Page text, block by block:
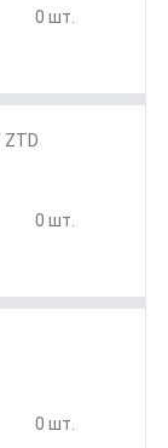
0 шт.
ZTD
0 шт.
0 шт.